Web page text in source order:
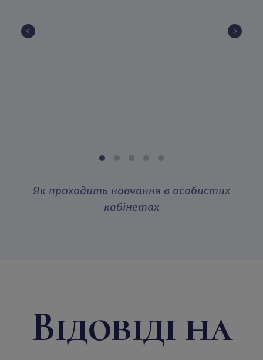
Як проходить навчання в особистих
кабінетах
Відовіді на